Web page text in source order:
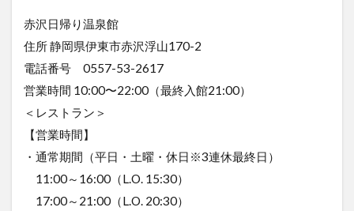
赤沢日帰り温泉館
住所 静岡県伊東市赤沢浮山170-2
電話番号 0557-53-2617
営業時間 10:00〜22:00（最終入館21:00）
＜レストラン＞
【営業時間】
・通常期間（平日・土曜・休日※3連休最終日）
11:00～16:00（L.O. 15:30）
17:00～21:00（L.O. 20:30）